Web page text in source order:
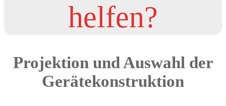
helfen?
Projektion und Auswahl der
Gerätekonstruktion